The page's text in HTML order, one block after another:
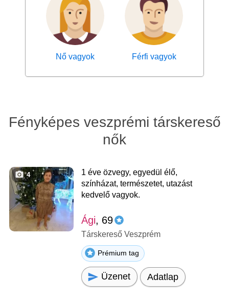
Nő vagyok Férfi vagyok
Fényképes veszprémi társkereső
nők
4
1 éve özvegy, egyedül élő,
színházat, természetet, utazást
kedvelő vagyok.
Ági, 69
Társkereső Veszprém
Prémium tag
Üzenet Adatlap